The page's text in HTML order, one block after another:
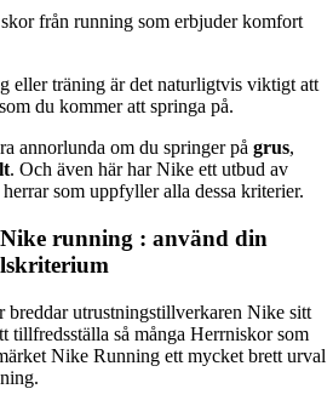
från running som erbjuder komfort
eller träning är det naturligtvis viktigt att
som du kommer att springa på.
annorlunda om du springer på grus,
. Och även här har Nike ett utbud av
som uppfyller alla dessa kriterier.
running : använd din
breddar utrustningstillverkaren Nike sitt
tillfredsställa så många Herrniskor som
Nike Running ett mycket brett urval